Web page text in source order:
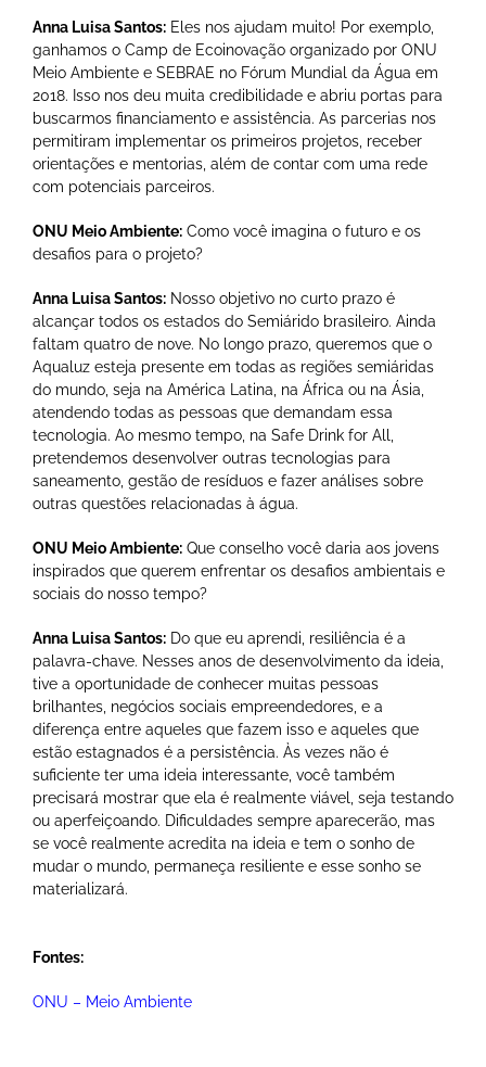
Anna Luisa Santos: Eles nos ajudam muito! Por exemplo,
ganhamos o Camp de Ecoinovação organizado por ONU
Meio Ambiente e SEBRAE no Fórum Mundial da Água em
2018. Isso nos deu muita credibilidade e abriu portas para
buscarmos financiamento e assistência. As parcerias nos
permitiram implementar os primeiros projetos, receber
orientações e mentorias, além de contar com uma rede
com potenciais parceiros.
ONU Meio Ambiente: Como você imagina o futuro e os
desafios para o projeto?
Anna Luisa Santos: Nosso objetivo no curto prazo é
alcançar todos os estados do Semiárido brasileiro. Ainda
faltam quatro de nove. No longo prazo, queremos que o
Aqualuz esteja presente em todas as regiões semiáridas
do mundo, seja na América Latina, na África ou na Ásia,
atendendo todas as pessoas que demandam essa
tecnologia. Ao mesmo tempo, na Safe Drink for All,
pretendemos desenvolver outras tecnologias para
saneamento, gestão de resíduos e fazer análises sobre
outras questões relacionadas à água.
ONU Meio Ambiente: Que conselho você daria aos jovens
inspirados que querem enfrentar os desafios ambientais e
sociais do nosso tempo?
Anna Luisa Santos: Do que eu aprendi, resiliência é a
palavra-chave. Nesses anos de desenvolvimento da ideia,
tive a oportunidade de conhecer muitas pessoas
brilhantes, negócios sociais empreendedores, e a
diferença entre aqueles que fazem isso e aqueles que
estão estagnados é a persistência. Às vezes não é
suficiente ter uma ideia interessante, você também
precisará mostrar que ela é realmente viável, seja testando
ou aperfeiçoando. Dificuldades sempre aparecerão, mas
se você realmente acredita na ideia e tem o sonho de
mudar o mundo, permaneça resiliente e esse sonho se
materializará.
Fontes:
ONU – Meio Ambiente